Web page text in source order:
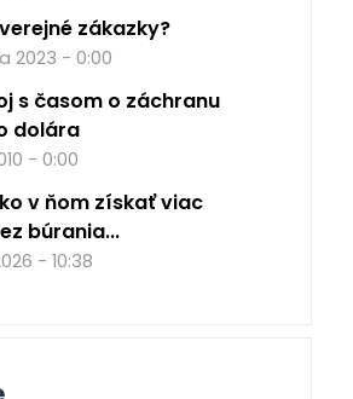
zákazky?
2023 - 0:00
s časom o záchranu
dolára
- 0:00
v ňom získať viac
búrania...
- 10:38